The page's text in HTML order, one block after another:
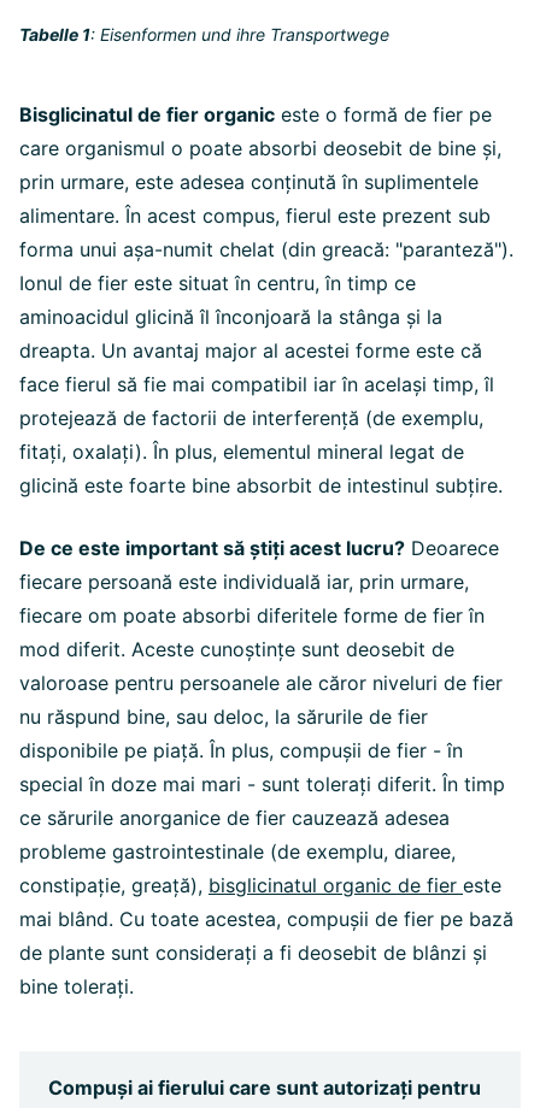
Tabelle 1: Eisenformen und ihre Transportwege
Bisglicinatul de fier organic este o formă de fier pe
care organismul o poate absorbi deosebit de bine și,
prin urmare, este adesea conținută în suplimentele
alimentare. În acest compus, fierul este prezent sub
forma unui așa-numit chelat (din greacă: "paranteză").
Ionul de fier este situat în centru, în timp ce
aminoacidul glicină îl înconjoară la stânga și la
dreapta. Un avantaj major al acestei forme este că
face fierul să fie mai compatibil iar în același timp, îl
protejează de factorii de interferență (de exemplu,
fitați, oxalați). În plus, elementul mineral legat de
glicină este foarte bine absorbit de intestinul subțire.
De ce este important să știți acest lucru? Deoarece
fiecare persoană este individuală iar, prin urmare,
fiecare om poate absorbi diferitele forme de fier în
mod diferit. Aceste cunoștințe sunt deosebit de
valoroase pentru persoanele ale căror niveluri de fier
nu răspund bine, sau deloc, la sărurile de fier
disponibile pe piață. În plus, compușii de fier - în
special în doze mai mari - sunt tolerați diferit. În timp
ce sărurile anorganice de fier cauzează adesea
probleme gastrointestinale (de exemplu, diaree,
constipație, greață), bisglicinatul organic de fier este
mai blând. Cu toate acestea, compușii de fier pe bază
de plante sunt considerați a fi deosebit de blânzi și
bine tolerați.
Compuși ai fierului care sunt autorizați pentru